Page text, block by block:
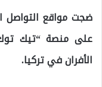
ضجت مواقع التواصل
على منصة “تيك
الأفران في تركيا.